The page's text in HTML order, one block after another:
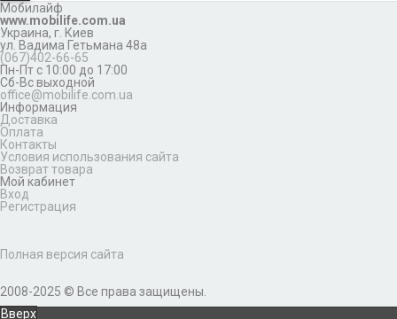
Мобилайф
www.mobilife.com.ua
Украина, г. Киев
ул. Вадима Гетьмана 48а
(067)402-66-65
Пн-Пт с 10:00 до 17:00
Сб-Вс выходной
office@mobilife.com.ua
Информация
Доставка
Оплата
Контакты
Условия использования сайта
Возврат товара
Мой кабинет
Вход
Регистрация
Полная версия сайта
2008-2025 © Все права защищены.
Вверх